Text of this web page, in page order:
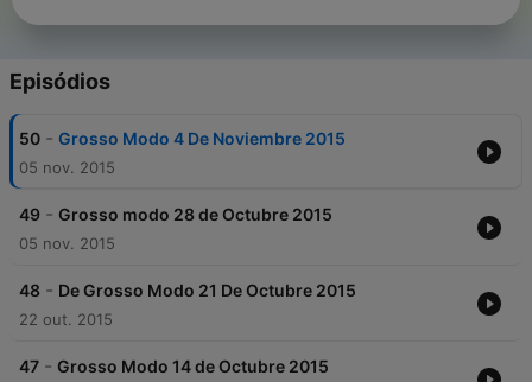
Episódios
50 - Grosso Modo 4 De Noviembre 2015
05 nov. 2015
49 - Grosso modo 28 de Octubre 2015
05 nov. 2015
48 - De Grosso Modo 21 De Octubre 2015
22 out. 2015
47 - Grosso Modo 14 de Octubre 2015